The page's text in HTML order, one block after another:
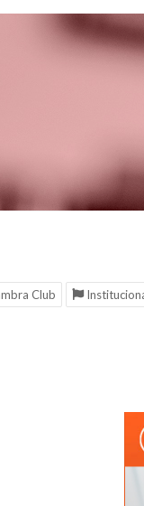
Club